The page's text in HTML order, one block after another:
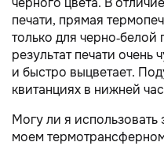
печати, прямая
только для черно-белой
результат печати очень
и быстро выцветает.
квитанциях в нижней
Могу ли я использовать
моем